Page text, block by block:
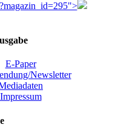
E-Paper
Newsletter
Impressum